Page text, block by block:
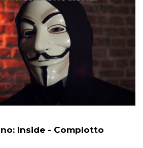
Inside - Complotto